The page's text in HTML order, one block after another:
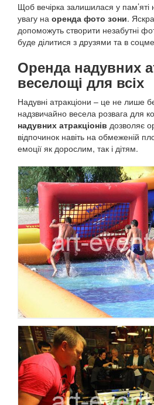
Щоб вечірка залишилася у пам’яті
увагу на оренда фото зони.
допоможуть створити незабутні
буде ділитися з друзями та в
Оренда надувних
веселощі для всіх
Надувні атракціони – це не лише
надзвичайно весела розвага для
надувних атракціонів дозволяє
відпочинок навіть на обмеженій
емоції як дорослим, так і дітям.